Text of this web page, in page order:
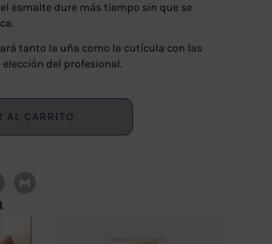
esmalte dure más tiempo sin que se
tanto la uña como la cutícula con las
del profesional.
AL CARRITO